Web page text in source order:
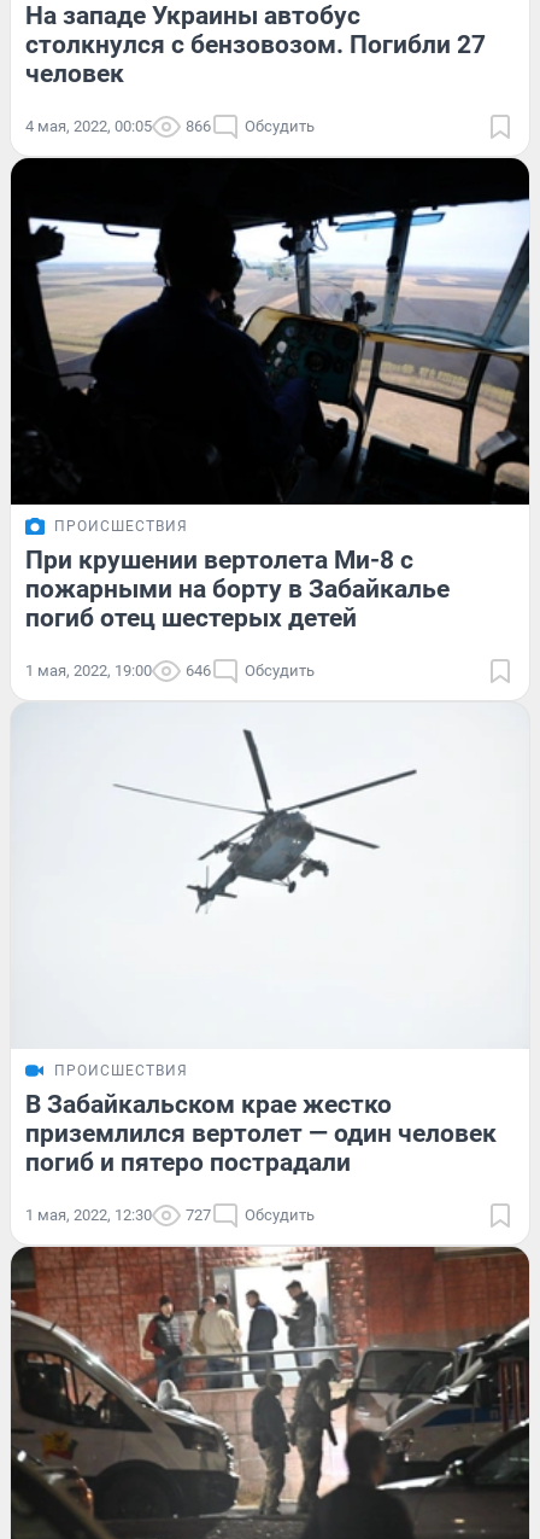
На западе Украины автобус
столкнулся с бензовозом. Погибли 27
человек
4 мая, 2022, 00:05 866 Обсудить
ПРОИСШЕСТВИЯ
При крушении вертолета Ми-8 с
пожарными на борту в Забайкалье
погиб отец шестерых детей
1 мая, 2022, 19:00 646 Обсудить
ПРОИСШЕСТВИЯ
В Забайкальском крае жестко
приземлился вертолет — один человек
погиб и пятеро пострадали
1 мая, 2022, 12:30 727 Обсудить